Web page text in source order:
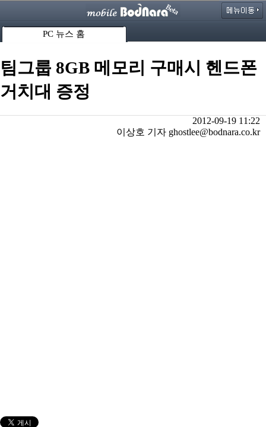
PC 뉴스 홈
팀그룹 8GB 메모리 구매시 헨드폰
거치대 증정
2012-09-19 11:22
이상호 기자 ghostlee@bodnara.co.kr